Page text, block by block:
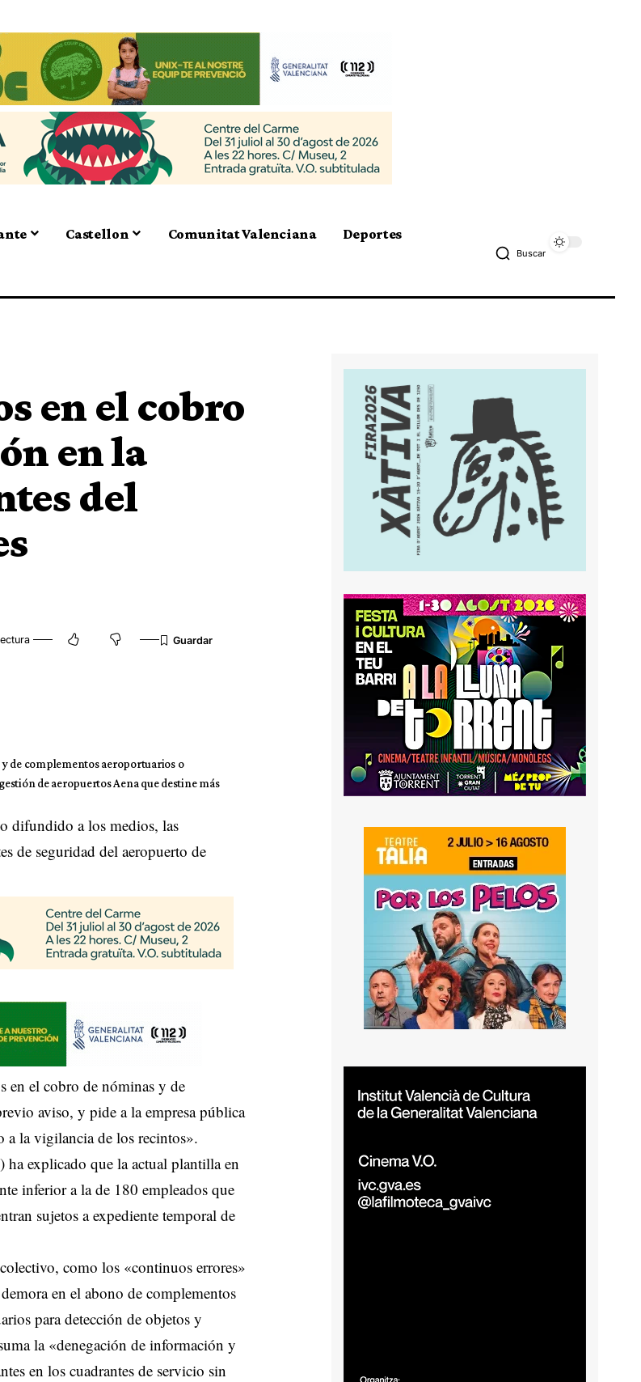
Castellon Comunitat Valenciana Deportes
Buscar
en el cobro
en la
del
de complementos aeroportuarios o
de aeropuertos Aena que destine más
difundido a los medios, las
de seguridad del aeropuerto de
en el cobro de nóminas y de
aviso, y pide a la empresa pública
a la vigilancia de los recintos».
explicado que la actual plantilla en
inferior a la de 180 empleados que
sujetos a expediente temporal de
como los «continuos errores»
en el abono de complementos
para detección de objetos y
la «denegación de información y
en los cuadrantes de servicio sin